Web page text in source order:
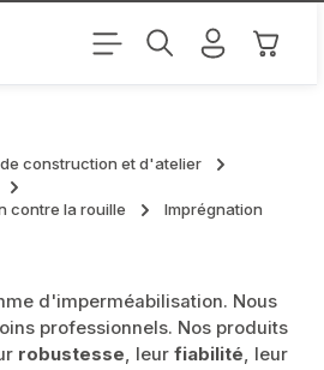
Le
construction et d'atelier
contre la rouille
Imprégnation
d'imperméabilisation. Nous
professionnels. Nos produits
robustesse, leurfiabilité, leur